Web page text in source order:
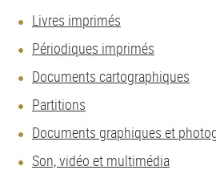
Livres imprimés
Périodiques imprimés
Documents cartographiques
Partitions
Documents graphiques et
Son, vidéo et multimédia